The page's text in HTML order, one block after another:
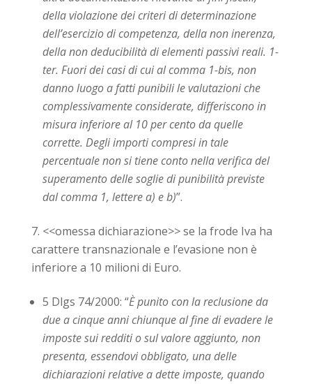
della violazione dei criteri di determinazione
dell’esercizio di competenza, della non inerenza,
della non deducibilità di elementi passivi reali. 1-
ter. Fuori dei casi di cui al comma 1-bis, non
danno luogo a fatti punibili le valutazioni che
complessivamente considerate, differiscono in
misura inferiore al 10 per cento da quelle
corrette. Degli importi compresi in tale
percentuale non si tiene conto nella verifica del
superamento delle soglie di punibilità previste
dal comma 1, lettere a) e b)”.
<<omessa dichiarazione>>se la frode Iva ha
carattere transnazionale e l’evasione non è
inferiore a 10 milioni di Euro.
5 Dlgs 74/2000: “È punito con la reclusione da
due a cinque anni chiunque al fine di evadere le
imposte sui redditi o sul valore aggiunto, non
presenta, essendovi obbligato, una delle
dichiarazioni relative a dette imposte, quando